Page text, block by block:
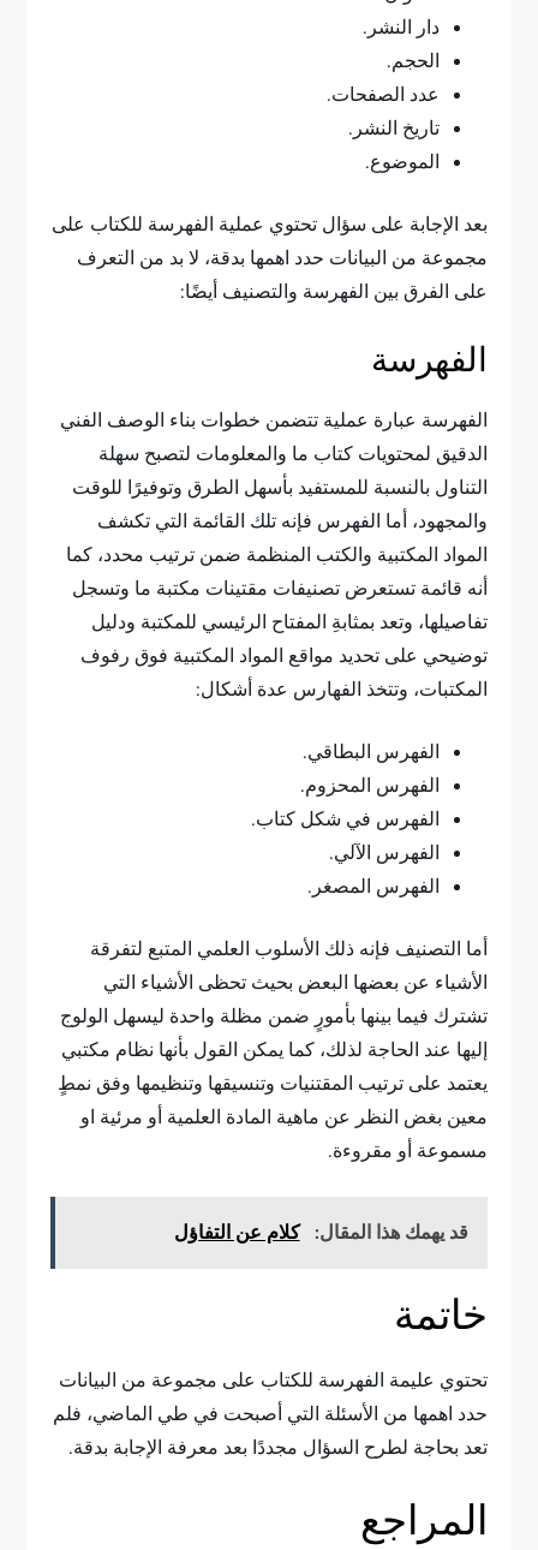
دار النشر.
الحجم.
عدد الصفحات.
تاريخ النشر.
الموضوع.
بعد الإجابة على سؤال تحتوي عملية الفهرسة للكتاب على
مجموعة من البيانات حدد اهمها بدقة، لا بد من التعرف
على الفرق بين الفهرسة والتصنيف أيضًا:
الفهرسة
الفهرسة عبارة عملية تتضمن خطوات بناء الوصف الفني
الدقيق لمحتويات كتاب ما والمعلومات لتصبح سهلة
التناول بالنسبة للمستفيد بأسهل الطرق وتوفيرًا للوقت
والمجهود، أما الفهرس فإنه تلك القائمة التي تكشف
المواد المكتبية والكتب المنظمة ضمن ترتيب محدد، كما
أنه قائمة تستعرض تصنيفات مقتينات مكتبة ما وتسجل
تفاصيلها، وتعد بمثابةِ المفتاح الرئيسي للمكتبة ودليل
توضيحي على تحديد مواقع المواد المكتبية فوق رفوف
المكتبات، وتتخذ الفهارس عدة أشكال:
الفهرس البطاقي.
الفهرس المحزوم.
الفهرس في شكل كتاب.
الفهرس الآلي.
الفهرس المصغر.
أما التصنيف فإنه ذلك الأسلوب العلمي المتبع لتفرقة
الأشياء عن بعضها البعض بحيث تحظى الأشياء التي
تشترك فيما بينها بأمورٍ ضمن مظلة واحدة ليسهل الولوج
إليها عند الحاجة لذلك، كما يمكن القول بأنها نظام مكتبي
يعتمد على ترتيب المقتنيات وتنسيقها وتنظيمها وفق نمطٍ
معين بغض النظر عن ماهية المادة العلمية أو مرئية او
مسموعة أو مقروءة.
قد يهمك هذا المقال: كلام عن التفاؤل
خاتمة
تحتوي عليمة الفهرسة للكتاب على مجموعة من البيانات
حدد اهمها من الأسئلة التي أصبحت في طي الماضي، فلم
تعد بحاجة لطرح السؤال مجددًا بعد معرفة الإجابة بدقة.
المراجع